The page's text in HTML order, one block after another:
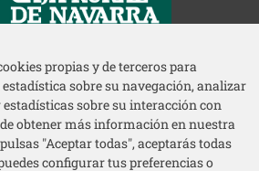
propias y de terceros para
sobre su navegación, analizar
sobre su interacción con
obtener más información en nuestra
"Aceptar todas", aceptarás todas
configurar tus preferencias o
Caja Rural de Navarra
Todos los derechos reservados
de página